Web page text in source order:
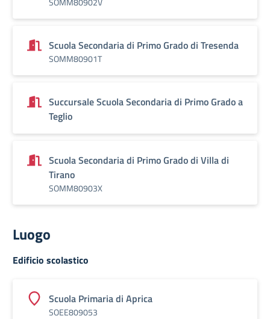
Scuola Secondaria di Primo Grado di Tresenda
SOMM80901T
Succursale Scuola Secondaria di Primo Grado a
Teglio
Scuola Secondaria di Primo Grado di Villa di
Tirano
SOMM80903X
Luogo
Edificio scolastico
Scuola Primaria di Aprica
SOEE809053